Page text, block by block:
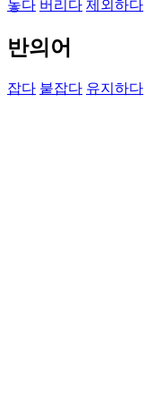
놓다 버리다 제외하다
반의어
잡다 붙잡다 유지하다